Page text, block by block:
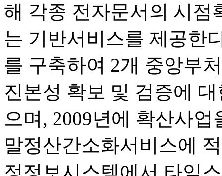
해 각종 전자문서의 시점
는 기반서비스를 제공한
를 구축하여 2개 중앙부
진본성 확보 및 검증에
으며, 2009년에 확산사
말정산간소화서비스에
정정보시스템에서 타임